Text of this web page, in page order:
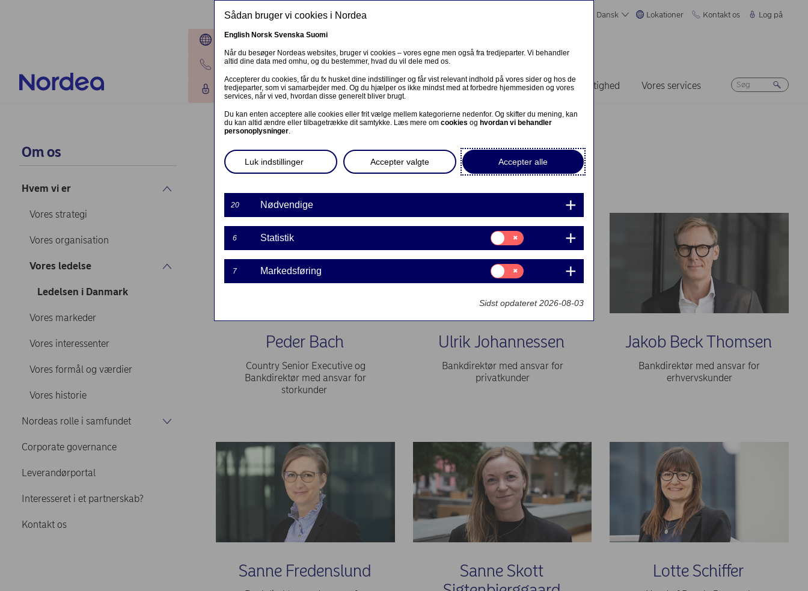
Dansk Lokationer Kontakt os Log på
Lokationer
Kontakt os
Log på
Om os Investorer Nyheder & indblik Karriere Bæredygtighed Vores services
Om os
Hvem vi er
Vores strategi
Vores organisation
Vores ledelse
Ledelsen i Danmark
Vores markeder
Vores interessenter
Vores formål og værdier
Vores historie
Nordeas rolle i samfundet
Corporate governance
Leverandørportal
Interesseret i et partnerskab?
Kontakt os
Ledelsen i Danmark
Peder Bach
Country Senior Executive og
Bankdirektør med ansvar for
storkunder
Ulrik Johannessen
Bankdirektør med ansvar for
privatkunder
Jakob Beck Thomsen
Bankdirektør med ansvar for
erhvervskunder
Sanne Fredenslund
Sanne Skott
Lotte Schiffer
Sådan bruger vi cookies i Nordea
English Norsk Svenska Suomi
Når du besøger Nordeas websites, bruger vi cookies – vores egne men også fra tredjeparter. Vi behandler
altid dine data med omhu, og du bestemmer, hvad du vil dele med os.
Accepterer du cookies, får du fx husket dine indstillinger og får vist relevant indhold på vores sider og hos de
tredjeparter, som vi samarbejder med. Og du hjælper os ikke mindst med at forbedre hjemmesiden og vores
services, når vi ved, hvordan disse generelt bliver brugt.
Du kan enten acceptere alle cookies eller frit vælge mellem kategorierne nedenfor. Og skifter du mening, kan
du kan altid ændre eller tilbagetrække dit samtykke. Læs mere om cookies og hvordan vi behandler
personoplysninger.
Accepter alle
Accepter valgte
Luk indstillinger
20 Nødvendige
6 Statistik
Samtykke
til:
Statistik
7 Markedsføring
Samtykke
til:
Markedsføring
Sidst opdateret 2026-08-03